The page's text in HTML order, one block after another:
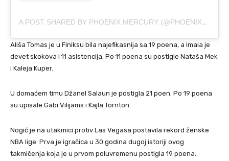
A POST SHARED BY PHOENIX MERCURY (@PHOENIXMERCURY)
Ališa Tomas je u Finiksu bila najefikasnija sa 19 poena, a imala je
devet skokova i 11 asistencija. Po 11 poena su postigle Nataša Mek
i Kaleja Kuper.
U domaćem timu Džanel Salaun je postigla 21 poen. Po 19 poena
su upisale Gabi Vilijams i Kajla Tornton.
Nogić je na utakmici protiv Las Vegasa postavila rekord ženske
NBA lige. Prva je igračica u 30 godina dugoj istoriji ovog
takmičenja koja je u prvom poluvremenu postigla 19 poena.